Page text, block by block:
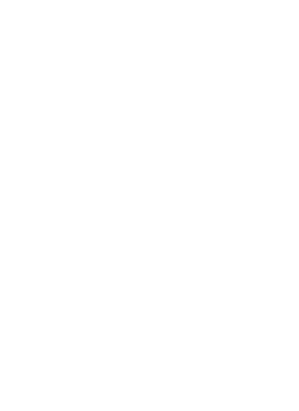
démolition